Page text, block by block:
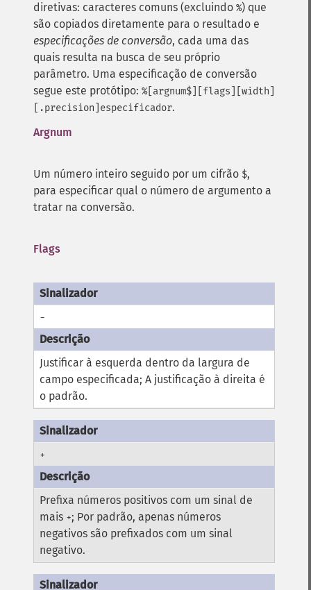
diretivas: caracteres comuns (excluindo %) que
são copiados diretamente para o resultado e
especificações de conversão, cada uma das
quais resulta na busca de seu próprio
parâmetro. Uma especificação de conversão
segue este protótipo: %[argnum$][flags][width]
[.precision]especificador.
Argnum
Um número inteiro seguido por um cifrão $,
para especificar qual o número de argumento a
tratar na conversão.
Flags
-
Justificar à esquerda dentro da largura de
campo especificada; A justificação à direita é
o padrão.
+
Prefixa números positivos com um sinal de
mais +; Por padrão, apenas números
negativos são prefixados com um sinal
negativo.